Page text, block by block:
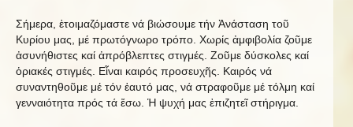
Σήμερα, ἐτοιμαζόμαστε νά βιώσουμε τήν Ἀνάσταση τοῦ
Κυρίου μας, μέ πρωτόγνωρο τρόπο. Χωρίς ἀμφιβολία ζοῦμε
ἀσυνήθιστες καί ἀπρόβλεπτες στιγμές. Ζοῦμε δύσκολες καί
ὁριακές στιγμές. Εἶναι καιρός προσευχῆς. Καιρός νά
συναντηθοῦμε μέ τόν ἑαυτό μας, νά στραφοῦμε μέ τόλμη καί
γενναιότητα πρός τά ἔσω. Ἡ ψυχή μας ἐπιζητεῖ στήριγμα.